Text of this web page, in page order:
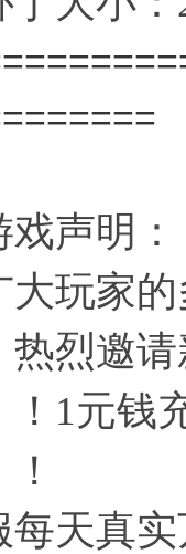
声明：
玩家的
热烈邀
！1元钱
天真实